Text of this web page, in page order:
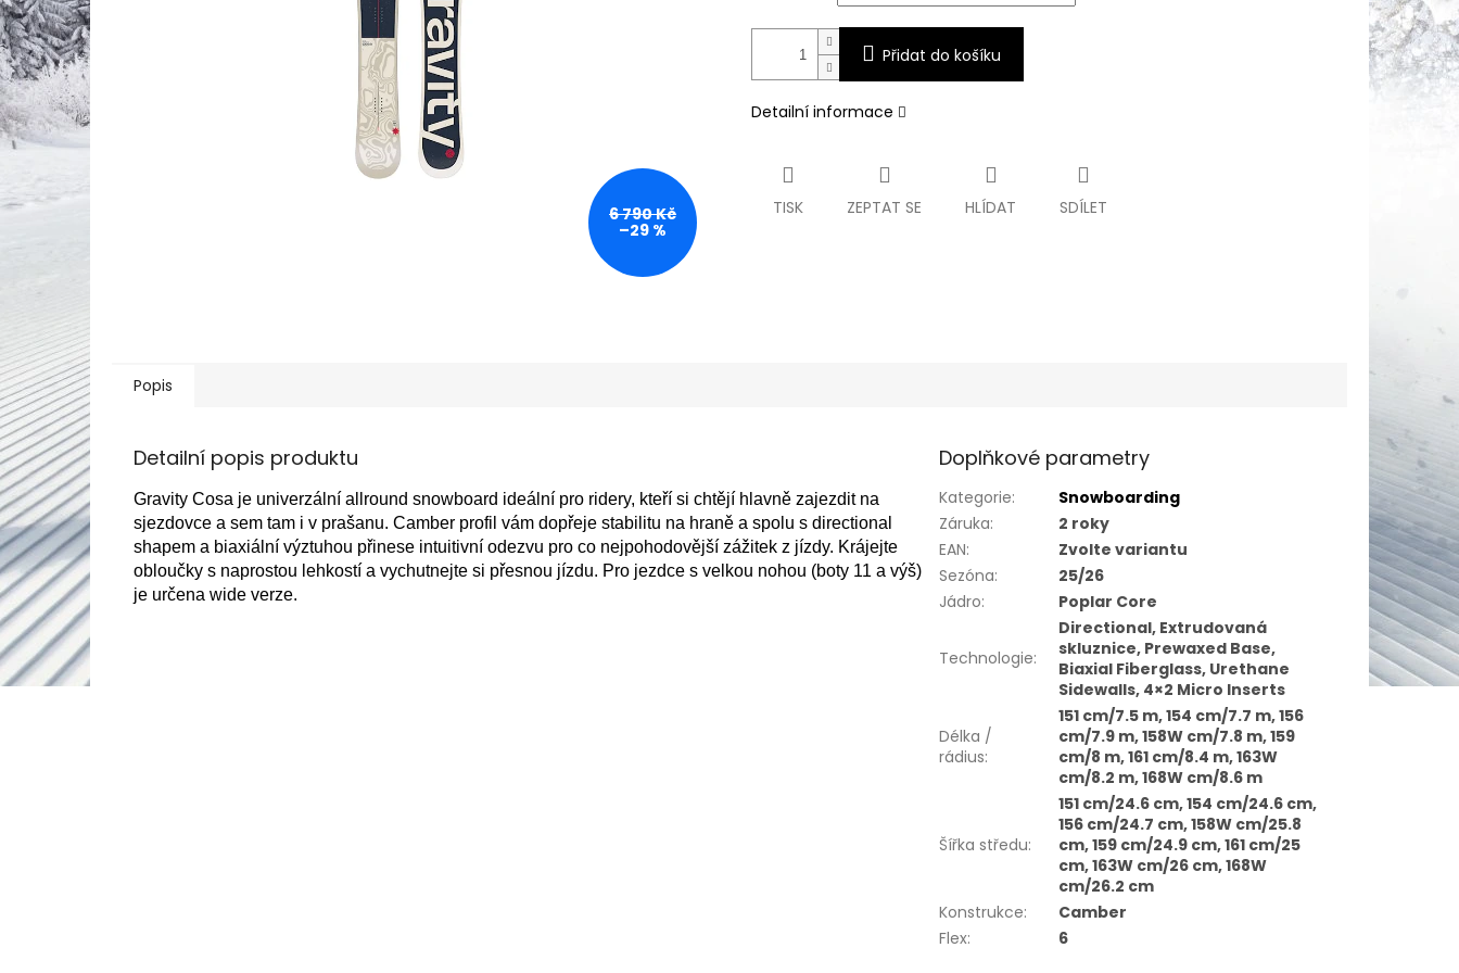
6 790 Kč
–29 %
Přidat do košíku
Detailní informace
TISK ZEPTAT SE HLÍDAT SDÍLET
Popis
Detailní popis produktu
Gravity Cosa je univerzální allround snowboard ideální pro ridery, kteří si chtějí hlavně zajezdit na
sjezdovce a sem tam i v prašanu. Camber profil vám dopřeje stabilitu na hraně a spolu s directional
shapem a biaxiální výztuhou přinese intuitivní odezvu pro co nejpohodovější zážitek z jízdy. Krájejte
obloučky s naprostou lehkostí a vychutnejte si přesnou jízdu. Pro jezdce s velkou nohou (boty 11 a výš)
je určena wide verze.
Doplňkové parametry
Kategorie:
Snowboarding
Záruka:
2 roky
EAN:
Zvolte variantu
Sezóna:
25/26
Jádro: Poplar Core
Technologie:
Directional, Extrudovaná
skluznice, Prewaxed Base,
Biaxial Fiberglass, Urethane
Sidewalls, 4×2 Micro Inserts
Délka /
rádius:
151 cm/7.5 m, 154 cm/7.7 m, 156
cm/7.9 m, 158W cm/7.8 m, 159
cm/8 m, 161 cm/8.4 m, 163W
cm/8.2 m, 168W cm/8.6 m
Šířka středu:
151 cm/24.6 cm, 154 cm/24.6 cm,
156 cm/24.7 cm, 158W cm/25.8
cm, 159 cm/24.9 cm, 161 cm/25
cm, 163W cm/26 cm, 168W
cm/26.2 cm
Konstrukce:
Camber
Flex: 6